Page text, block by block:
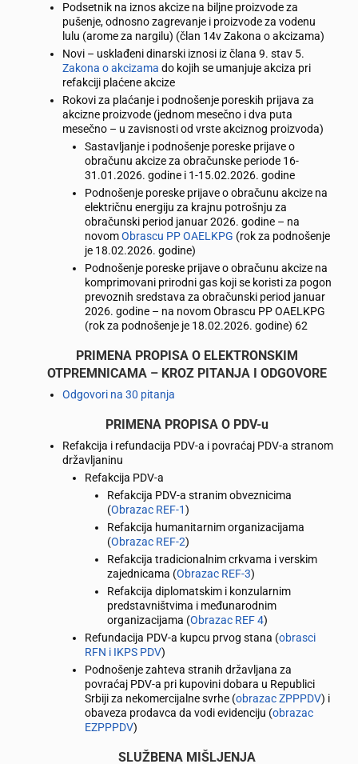
Podsetnik na iznos akcize na biljne proizvode za
pušenje, odnosno zagrevanje i proizvode za vodenu
lulu (arome za nargilu) (član 14v Zakona o akcizama)
Novi – usklađeni dinarski iznosi iz člana 9. stav 5.
Zakona o akcizama do kojih se umanjuje akciza pri
refakciji plaćene akcize
Rokovi za plaćanje i podnošenje poreskih prijava za
akcizne proizvode (jednom mesečno i dva puta
mesečno – u zavisnosti od vrste akciznog proizvoda)
Sastavljanje i podnošenje poreske prijave o
obračunu akcize za obračunske periode 16-
31.01.2026. godine i 1-15.02.2026. godine
Podnošenje poreske prijave o obračunu akcize na
električnu energiju za krajnu potrošnju za
obračunski period januar 2026. godine – na
novomObrascu PP OAELKPG (rok za podnošenje
je 18.02.2026. godine)
Podnošenje poreske prijave o obračunu akcize na
komprimovani prirodni gas koji se koristi za pogon
prevoznih sredstava za obračunski period januar
2026. godine – na novom Obrascu PP OAELKPG
(rok za podnošenje je 18.02.2026. godine) 62
PRIMENA PROPISA O ELEKTRONSKIM
OTPREMNICAMA – KROZ PITANJA I ODGOVORE
Odgovori na 30 pitanja
PRIMENA PROPISA O PDV-u
Refakcija i refundacija PDV-a i povraćaj PDV-a stranom
državljaninu
Refakcija PDV-a
Refakcija PDV-a stranim obveznicima
(Obrazac REF-1)
Refakcija humanitarnim organizacijama
(Obrazac REF-2)
Refakcija tradicionalnim crkvama i verskim
zajednicama (Obrazac REF-3)
Refakcija diplomatskim i konzularnim
predstavništvima i međunarodnim
organizacijama (Obrazac REF 4)
Refundacija PDV-a kupcu prvog stana (obrasci
RFN i IKPS PDV)
Podnošenje zahteva stranih državljana za
povraćaj PDV-a pri kupovini dobara u Republici
Srbiji za nekomercijalne svrhe (obrazac ZPPPDV) i
obaveza prodavca da vodi evidenciju (obrazac
EZPPPDV)
SLUŽBENA MIŠLJENJA